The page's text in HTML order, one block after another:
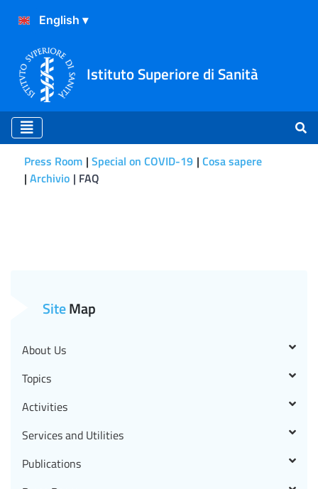
Istituto Superiore di Sanità
Press Room Special on COVID-19 Cosa sapere
Archivio FAQ
SiteMap
About Us
Topics
Activities
Services and Utilities
Publications